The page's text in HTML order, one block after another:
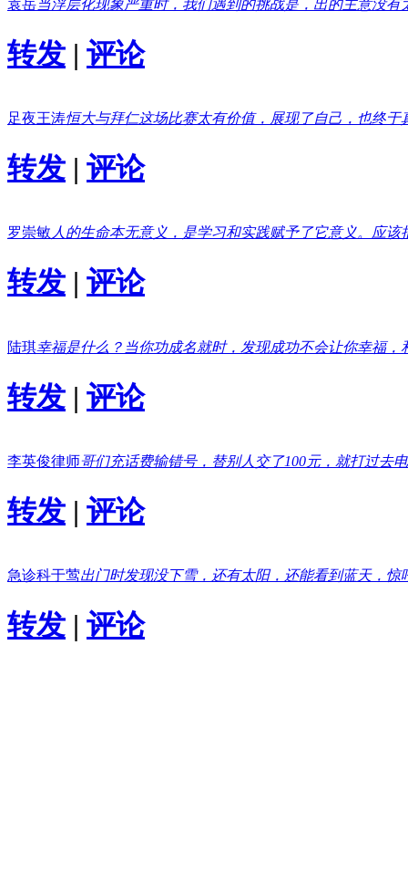
袁岳当浮层化现象严重时，我们遇到的挑战是，出的主意没
转发 | 评论
足夜王涛恒大与拜仁这场比赛太有价值，展现了自己，也终
转发 | 评论
罗崇敏 人的生命本无意义，是学习和实践赋予了它意义。应
转发 | 评论
陆琪幸福是什么？当你功成名就时，发现成功不会让你幸福
转发 | 评论
李英俊律师哥们充话费输错号，替别人交了100元，就打过去
转发 | 评论
急诊科于莺出门时发现没下雪，还有太阳，还能看到蓝天，惊
转发 | 评论